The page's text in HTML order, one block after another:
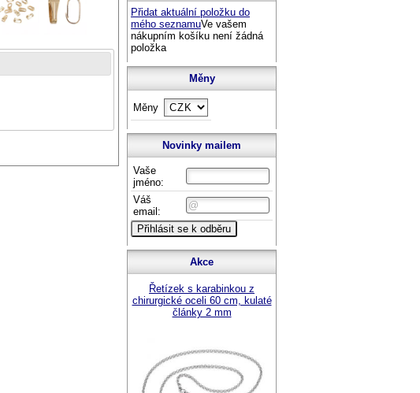
Přidat aktuální položku do
mého seznamuVe vašem
nákupním košíku není žádná
položka
Měny
Měny
Novinky mailem
Vaše
jméno:
Váš
email:
Akce
Řetízek s karabinkou z
chirurgické oceli 60 cm, kulaté
články 2 mm